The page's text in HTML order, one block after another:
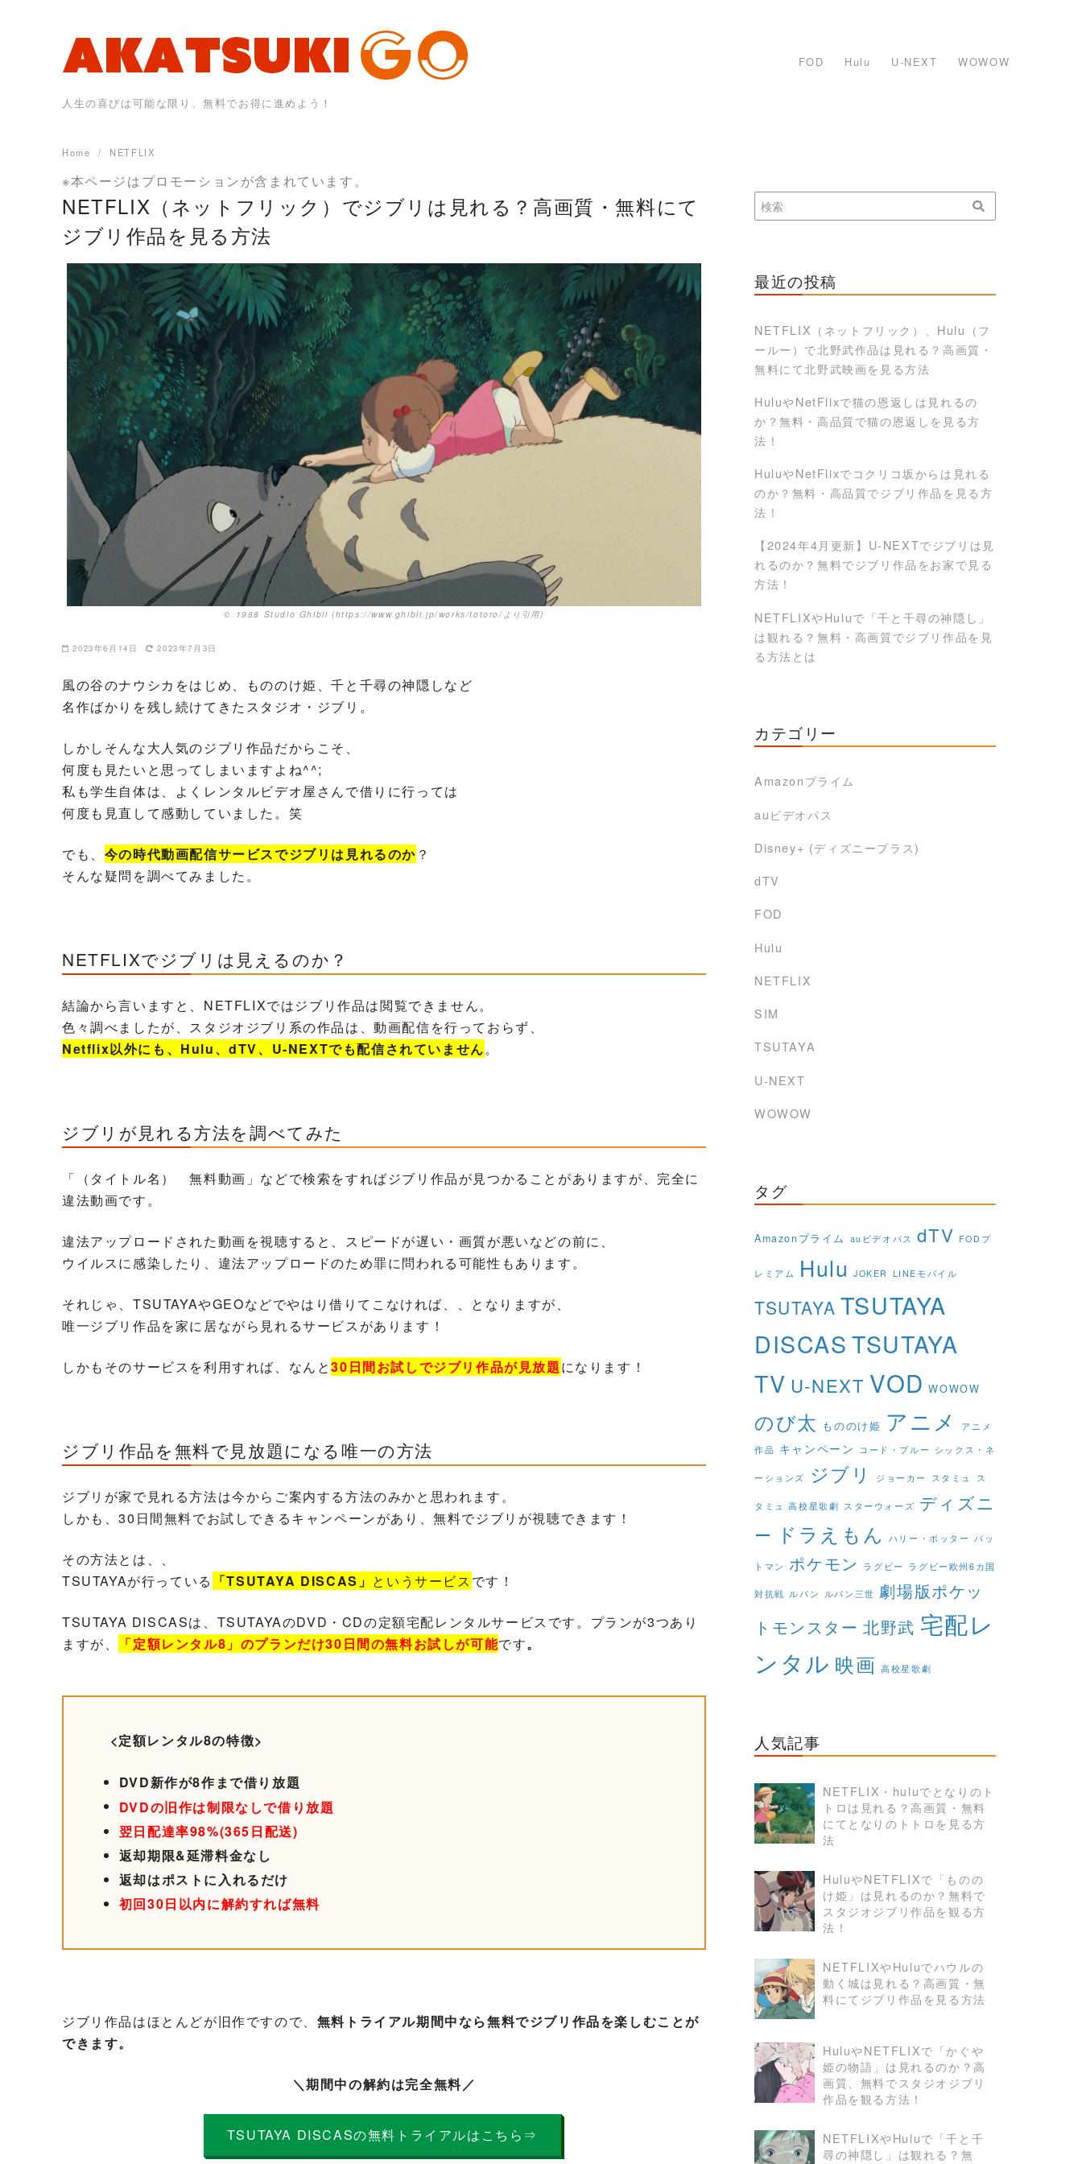
人生の喜びは可能な限り、無料でお得に進めよう！
FOD Hulu U-NEXT WOWOW
Home NETFLIX
※本ページはプロモーションが含まれています。
NETFLIX（ネットフリック）でジブリは見れる？高画質・無料にて
ジブリ作品を見る方法
© 1988 Studio Ghibli (https://www.ghibli.jp/works/totoro/より引用)
2023年6月14日 2023年7月3日
風の谷のナウシカをはじめ、もののけ姫、千と千尋の神隠しなど
名作ばかりを残し続けてきたスタジオ・ジブリ。
しかしそんな大人気のジブリ作品だからこそ、
何度も見たいと思ってしまいますよね^^;
私も学生自体は、よくレンタルビデオ屋さんで借りに行っては
何度も見直して感動していました。笑
でも、 今の時代動画配信サービスでジブリは見れるのか ？
そんな疑問を調べてみました。
NETFLIXでジブリは見えるのか？
結論から言いますと、NETFLIXではジブリ作品は閲覧できません。
色々調べましたが、スタジオジブリ系の作品は、動画配信を行っておらず、
Netflix以外にも、Hulu、dTV、U-NEXTでも配信されていません。
ジブリが見れる方法を調べてみた
「（タイトル名） 無料動画」などで検索をすればジブリ作品が見つかることがありますが、完全に
違法動画です。
違法アップロードされた動画を視聴すると、スピードが遅い・画質が悪いなどの前に、
ウイルスに感染したり、違法アップロードのため罪に問われる可能性もあります。
それじゃ、TSUTAYAやGEOなどでやはり借りてこなければ、、となりますが、
唯一ジブリ作品を家に居ながら見れるサービスがあります！
しかもそのサービスを利用すれば、なんと30日間お試しでジブリ作品が見放題になります！
ジブリ作品を無料で見放題になる唯一の方法
ジブリが家で見れる方法は今からご案内する方法のみかと思われます。
しかも、30日間無料でお試しできるキャンペーンがあり、無料でジブリが視聴できます！
その方法とは、、
TSUTAYAが行っている 「TSUTAYA DISCAS」 というサービス です！
TSUTAYA DISCASは、TSUTAYAのDVD・CDの定額宅配レンタルサービスです。プランが3つあり
ますが、
「定額レンタル8」のプランだけ30日間の無料お試しが可能です。
<定額レンタル8の特徴>
DVD新作が8作まで借り放題
DVDの旧作は制限なしで借り放題
翌日配達率98%(365日配送)
返却期限&延滞料金なし
返却はポストに入れるだけ
初回30日以内に解約すれば無料
ジブリ作品はほとんどが旧作ですので、 無料トライアル期間中なら無料でジブリ作品を楽しむことが
できます。
＼期間中の解約は完全無料／
TSUTAYA DISCASの無料トライアルはこちら⇒
最近の投稿
NETFLIX（ネットフリック）、Hulu（フ
ールー）で北野武作品は見れる？高画質・
無料にて北野武映画を見る方法
HuluやNetFlixで猫の恩返しは見れるの
か？無料・高品質で猫の恩返しを見る方
法！
HuluやNetFlixでコクリコ坂からは見れる
のか？無料・高品質でジブリ作品を見る方
法！
【2024年4月更新】U-NEXTでジブリは見
れるのか？無料でジブリ作品をお家で見る
方法！
NETFLIXやHuluで「千と千尋の神隠し」
は観れる？無料・高画質でジブリ作品を見
る方法とは
カテゴリー
Amazonプライム
auビデオパス
Disney+ (ディズニープラス)
dTV
FOD
Hulu
NETFLIX
SIM
TSUTAYA
U-NEXT
WOWOW
タグ
Amazonプライム auビデオパス dTV FODプ
レミアム Hulu JOKER LINEモバイル
TSUTAYA TSUTAYA
DISCAS TSUTAYA
TV U-NEXT VOD WOWOW
のび太 もののけ姫 アニメ
アニメ
作品 キャンペーン コード・ブルー シックス・ネ
ーションズ ジブリ ジョーカー スタミュ ス
タミュ 高校星歌劇 スターウォーズ ディズニ
ー ドラえもん ハリー・ポッター バッ
トマン ポケモン ラグビー ラグビー欧州6カ国
対抗戦 ルパン ルパン三世 劇場版ポケッ
トモンスター 北野武 宅配レ
ンタル 映画 高校星歌劇
人気記事
READ MORE
NETFLIX・huluでとなりのト
トロは見れる？高画質・無料
にてとなりのトトロを見る方
法
READ MORE
HuluやNETFLIXで「ものの
け姫」は見れるのか？無料で
スタジオジブリ作品を観る方
法！
READ MORE
NETFLIXやHuluでハウルの
動く城は見れる？高画質・無
料にてジブリ作品を見る方法
READ MORE
HuluやNETFLIXで「かぐや
姫の物語」は見れるのか？高
画質、無料でスタジオジブリ
作品を観る方法！
READ MORE
NETFLIXやHuluで「千と千
尋の神隠し」は観れる？無